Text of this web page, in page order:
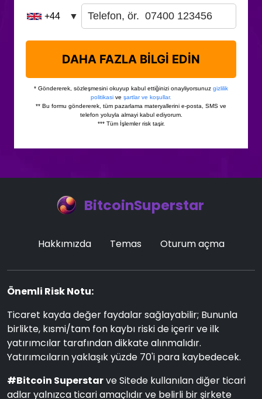
BitcoinSuperstar
Hakkımızda Temas Oturum açma
Önemli Risk Notu:
Ticaret kayda değer faydalar sağlayabilir; Bununla
birlikte, kısmi/tam fon kaybı riski de içerir ve ilk
yatırımcılar tarafından dikkate alınmalıdır.
Yatırımcıların yaklaşık yüzde 70'i para kaybedecek.
#Bitcoin Superstarve Sitede kullanılan diğer ticari
adlar yalnızca ticari amaçlıdır ve belirli bir şirkete